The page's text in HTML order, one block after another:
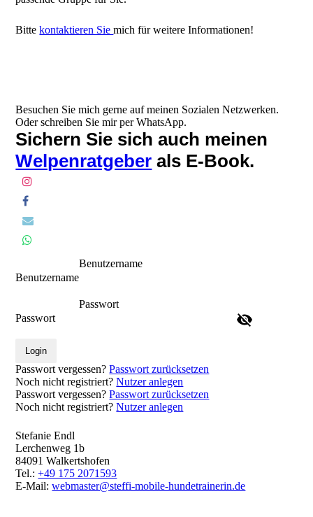
Bittekontaktieren Siemich für weitere Informationen!
Besuchen Sie mich gerne auf meinen Sozialen Netzwerken.
Oder schreiben Sie mir per WhatsApp.
Sichern Sie sich auch meinen
Welpenratgeber als E-Book.
Benutzername
Benutzername
Passwort
Passwort
Login
Passwort vergessen?Passwort zurücksetzen
Noch nicht registriert?Nutzer anlegen
Passwort vergessen?Passwort zurücksetzen
Noch nicht registriert?Nutzer anlegen
Stefanie Endl
Lerchenweg 1b
84091 Walkertshofen
Tel.:+49 175 2071593
E-Mail:webmaster@steffi-mobile-hundetrainerin.de